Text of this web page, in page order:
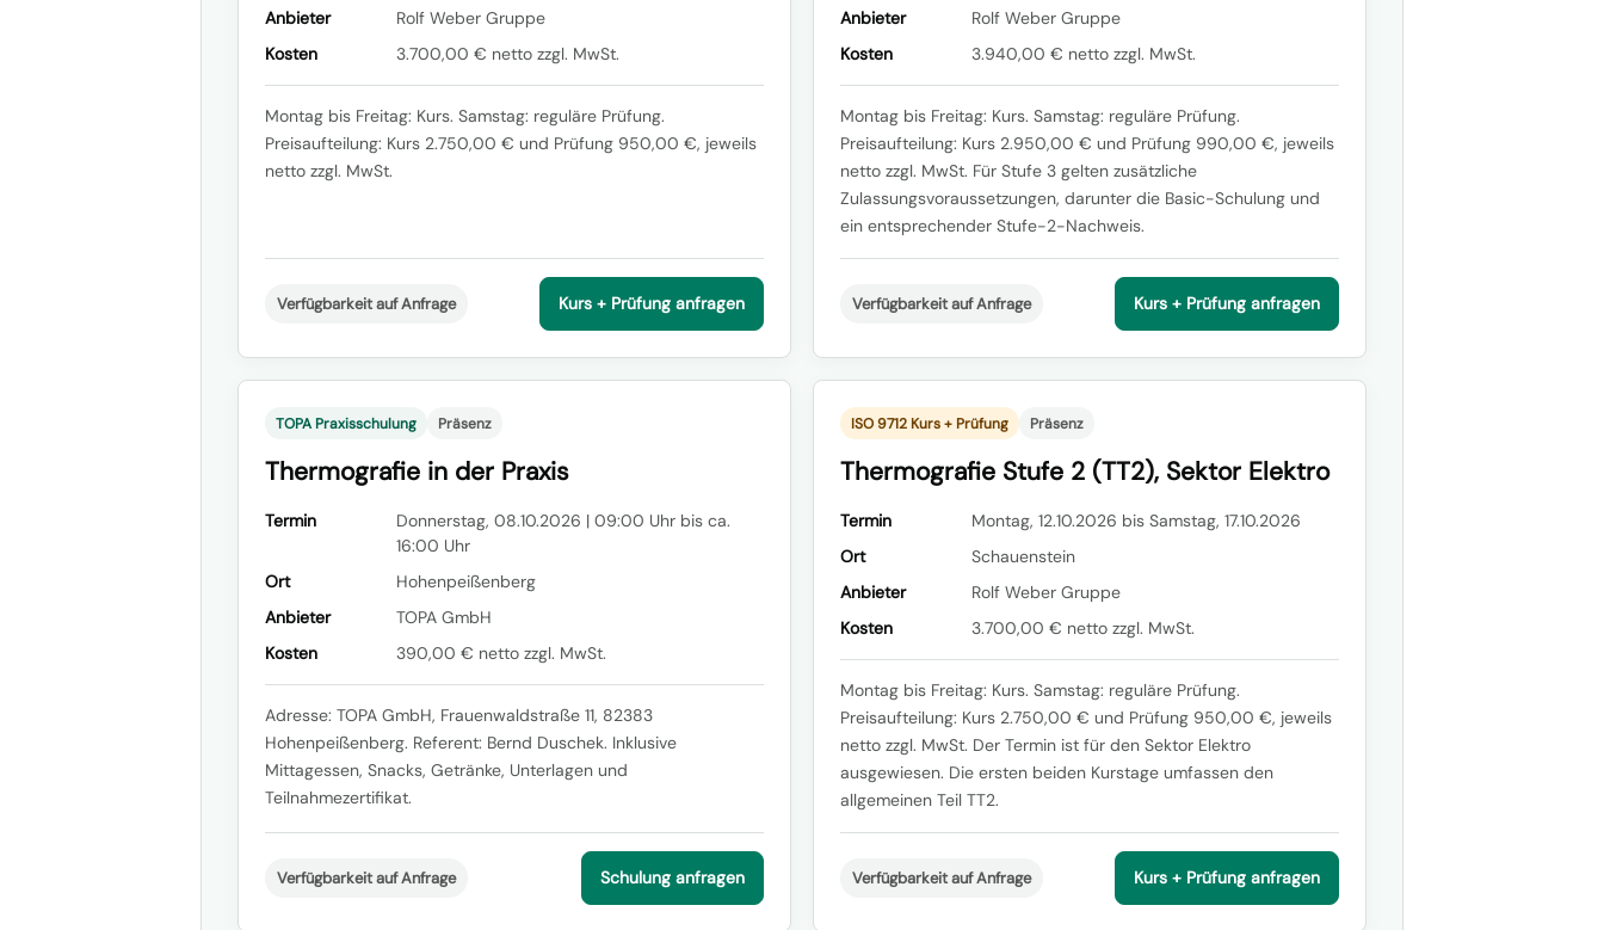
Anbieter
Rolf Weber Gruppe
Kosten
3.700,00 € netto zzgl. MwSt.
Montag bis Freitag: Kurs. Samstag: reguläre Prüfung.
Preisaufteilung: Kurs 2.750,00 € und Prüfung 950,00 €, jeweils
netto zzgl. MwSt.
Verfügbarkeit auf Anfrage Kurs + Prüfung anfragen
Anbieter
Rolf Weber Gruppe
Kosten
3.940,00 € netto zzgl. MwSt.
Montag bis Freitag: Kurs. Samstag: reguläre Prüfung.
Preisaufteilung: Kurs 2.950,00 € und Prüfung 990,00 €, jeweils
netto zzgl. MwSt. Für Stufe 3 gelten zusätzliche
Zulassungsvoraussetzungen, darunter die Basic-Schulung und
ein entsprechender Stufe-2-Nachweis.
Verfügbarkeit auf Anfrage Kurs + Prüfung anfragen
TOPA Praxisschulung Präsenz
Thermografie in der Praxis
Termin
Donnerstag, 08.10.2026 | 09:00 Uhr bis ca.
16:00 Uhr
Ort
Hohenpeißenberg
Anbieter
TOPA GmbH
Kosten
390,00 € netto zzgl. MwSt.
Adresse: TOPA GmbH, Frauenwaldstraße 11, 82383
Hohenpeißenberg. Referent: Bernd Duschek. Inklusive
Mittagessen, Snacks, Getränke, Unterlagen und
Teilnahmezertifikat.
Verfügbarkeit auf Anfrage Schulung anfragen
ISO 9712 Kurs + Prüfung Präsenz
Thermografie Stufe 2 (TT2), Sektor Elektro
Termin
Montag, 12.10.2026 bis Samstag, 17.10.2026
Ort
Schauenstein
Anbieter
Rolf Weber Gruppe
Kosten
3.700,00 € netto zzgl. MwSt.
Montag bis Freitag: Kurs. Samstag: reguläre Prüfung.
Preisaufteilung: Kurs 2.750,00 € und Prüfung 950,00 €, jeweils
netto zzgl. MwSt. Der Termin ist für den Sektor Elektro
ausgewiesen. Die ersten beiden Kurstage umfassen den
allgemeinen Teil TT2.
Verfügbarkeit auf Anfrage Kurs + Prüfung anfragen